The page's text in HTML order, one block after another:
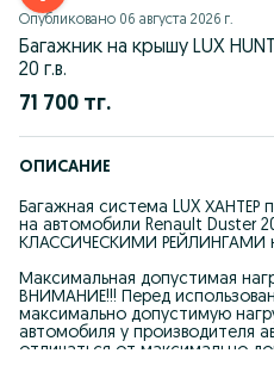
Опубликовано 06 августа 2026 г.
Багажник на крышу LUX
20 г.в.
71 700 тг.
ОПИСАНИЕ
Багажная система LUX ХАНТЕР
на автомобили Renault Duster
КЛАССИЧЕСКИМИ РЕЙЛИНГАМИ
Максимальная допустимая
ВНИМАНИЕ!!! Перед
максимально допустимую
автомобиля у производителя
отличаться от максимально